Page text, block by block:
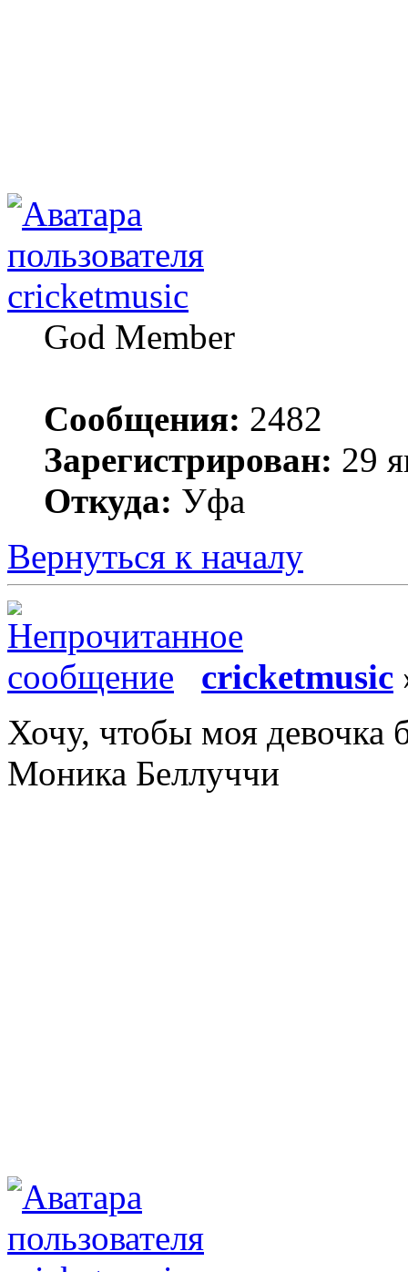
cricketmusic
God Member
Сообщения: 2482
Зарегистрирован: 29
Откуда: Уфа
Вернуться к началу
cricketmusic
Хочу, чтобы моя девочка
Моника Беллуччи